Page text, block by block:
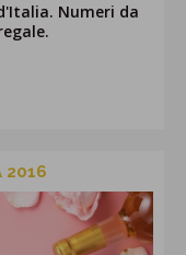
Numeri da
2016